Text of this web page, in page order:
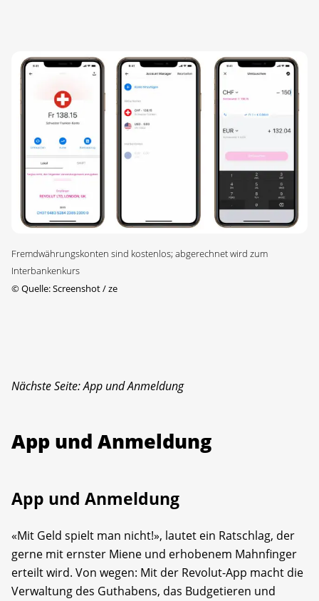
Fremdwährungskonten sind kostenlos; abgerechnet wird zum
Interbankenkurs
©Quelle: Screenshot / ze
Nächste Seite: App und Anmeldung
App und Anmeldung
App und Anmeldung
«Mit Geld spielt man nicht!», lautet ein Ratschlag, der
gerne mit ernster Miene und erhobenem Mahnfinger
erteilt wird. Von wegen: Mit der Revolut-App macht die
Verwaltung des Guthabens, das Budgetieren und